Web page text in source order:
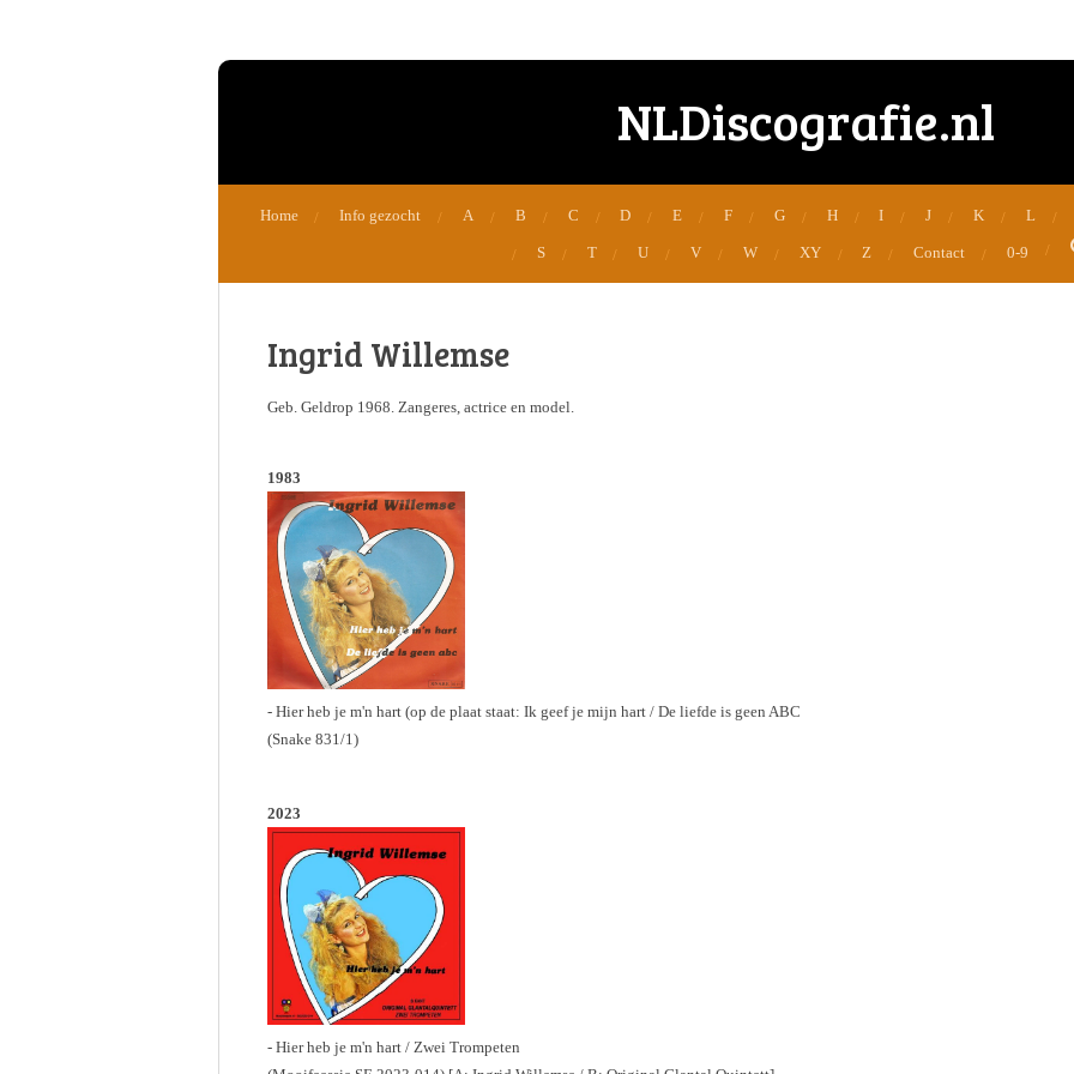
NLDiscografie.nl
Home Info gezocht A B C D E F G H I J K L
S T U V W XY Z Contact 0-9
Ingrid Willemse
Geb. Geldrop 1968. Zangeres, actrice en model.
1983
- Hier heb je m'n hart (op de plaat staat: Ik geef je mijn hart / De liefde is geen ABC
(Snake 831/1)
2023
- Hier heb je m'n hart / Zwei Trompeten